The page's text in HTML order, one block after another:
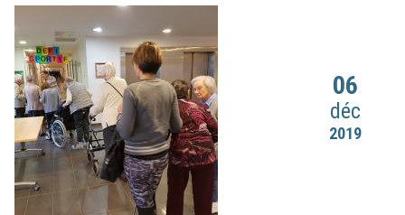
06
déc
2019